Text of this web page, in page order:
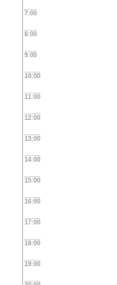
7:00
8:00
9:00
10:00
11:00
12:00
13:00
14:00
15:00
16:00
17:00
18:00
19:00